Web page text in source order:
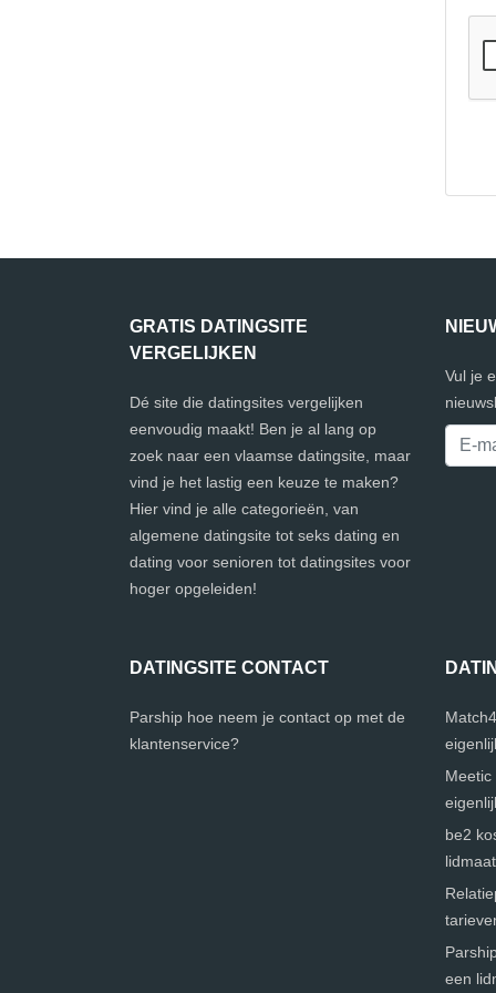
GRATIS DATINGSITE
VERGELIJKEN
Dé site die datingsites vergelijken
eenvoudig maakt! Ben je al lang op
zoek naar een vlaamse datingsite, maar
vind je het lastig een keuze te maken?
Hier vind je alle categorieën, van
algemene datingsite tot seks dating en
dating voor senioren tot datingsites voor
hoger opgeleiden!
Vul je
DATINGSITE CONTACT
Parship hoe neem je contact op met de
klantenservice?
Meetic
be2
een